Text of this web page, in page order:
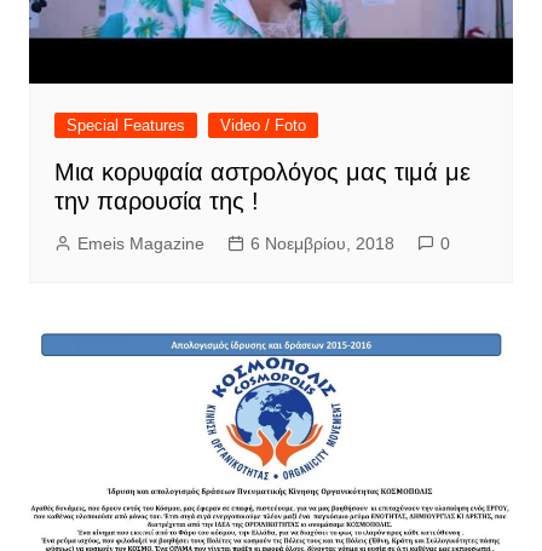
Special Features Video / Foto
Μια κορυφαία αστρολόγος μας τιμά με
την παρουσία της !
Emeis Magazine 6 Νοεμβρίου, 2018 0